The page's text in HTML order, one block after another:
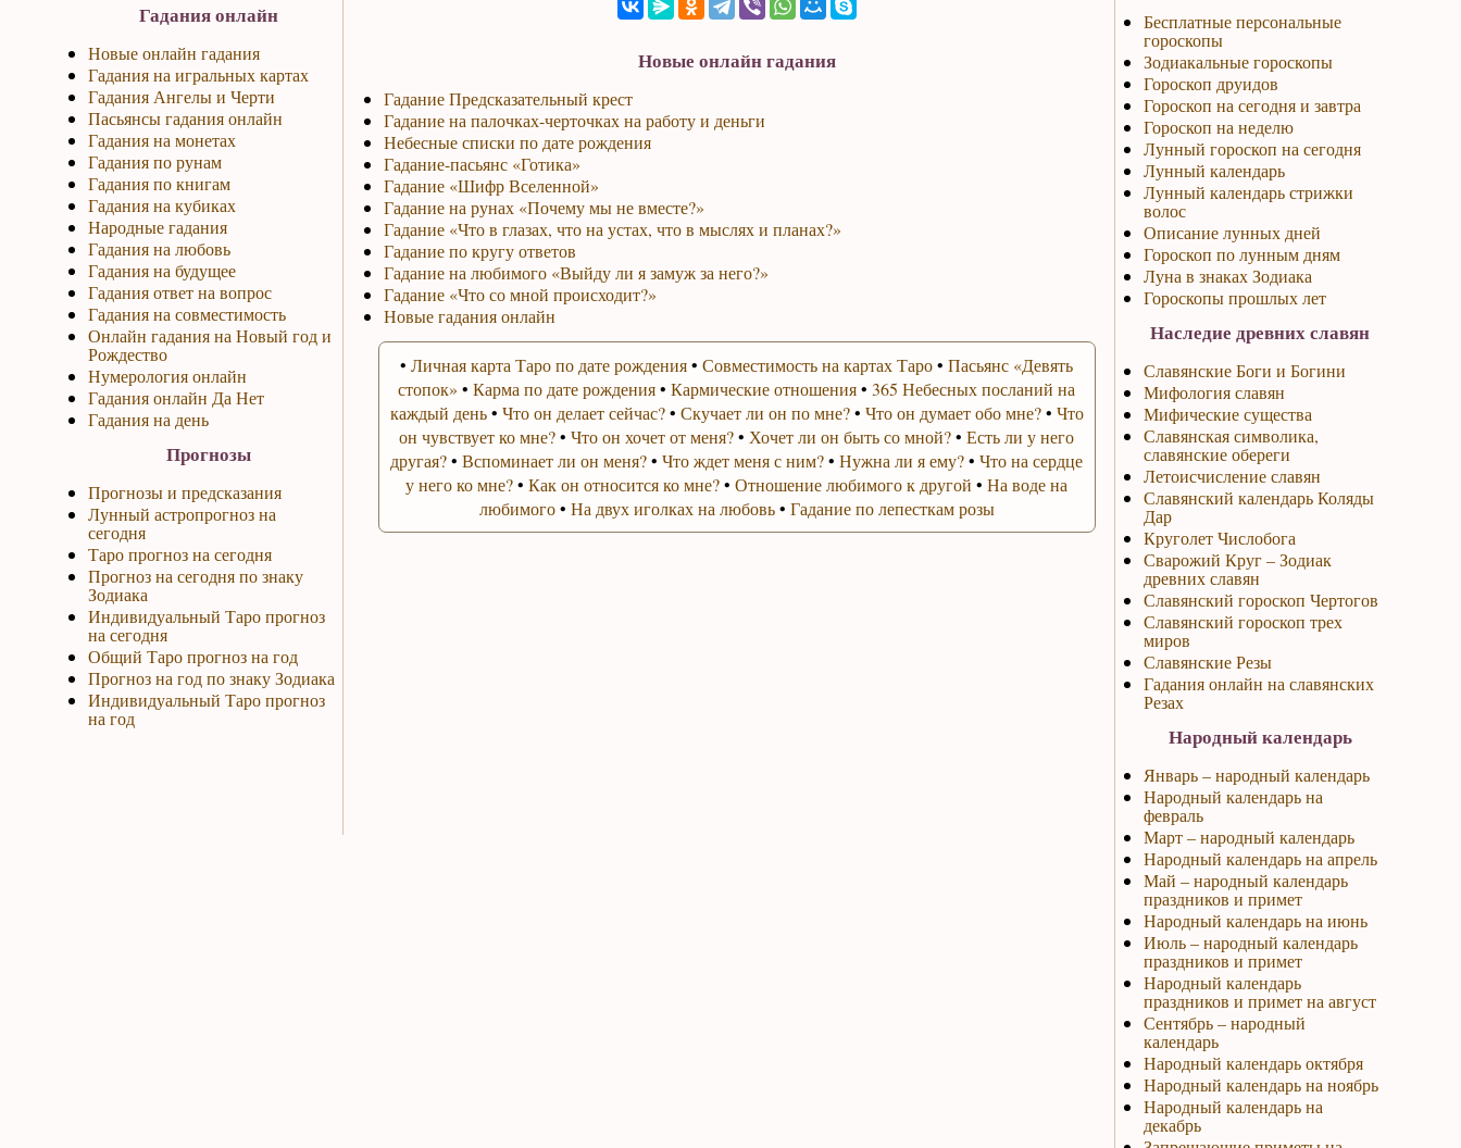
Гадания онлайн
Новые онлайн гадания
Гадания на игральных картах
Гадания Ангелы и Черти
Пасьянсы гадания онлайн
Гадания на монетах
Гадания по рунам
Гадания по книгам
Гадания на кубиках
Народные гадания
Гадания на любовь
Гадания на будущее
Гадания ответ на вопрос
Гадания на совместимость
Онлайн гадания на Новый год и
Рождество
Нумерология онлайн
Гадания онлайн Да Нет
Гадания на день
Прогнозы
Прогнозы и предсказания
Лунный астропрогноз на
сегодня
Таро прогноз на сегодня
Прогноз на сегодня по знаку
Зодиака
Индивидуальный Таро прогноз
на сегодня
Общий Таро прогноз на год
Прогноз на год по знаку Зодиака
Индивидуальный Таро прогноз
на год
Новые онлайн гадания
Гадание Предсказательный крест
Гадание на палочках-черточках на работу и деньги
Небесные списки по дате рождения
Гадание-пасьянс «Готика»
Гадание «Шифр Вселенной»
Гадание на рунах «Почему мы не вместе?»
Гадание «Что в глазах, что на устах, что в мыслях и планах?»
Гадание по кругу ответов
Гадание на любимого «Выйду ли я замуж за него?»
Гадание «Что со мной происходит?»
Новые гадания онлайн
• Личная карта Таро по дате рождения• Совместимость на картах Таро• Пасьянс «Девять
стопок» • Карма по дате рождения• Кармические отношения• 365 Небесных посланий на
каждый день• Что он делает сейчас?• Скучает ли он по мне?• Что он думает обо мне?• Что
он чувствует ко мне?• Что он хочет от меня?• Хочет ли он быть со мной?• Есть ли у него
другая?• Вспоминает ли он меня?• Что ждет меня с ним?• Нужна ли я ему?• Что на сердце
у него ко мне?• Как он относится ко мне?• Отношение любимого к другой • На воде на
любимого• На двух иголках на любовь• Гадание по лепесткам розы
Бесплатные персональные
гороскопы
Зодиакальные гороскопы
Гороскоп друидов
Гороскоп на сегодня и завтра
Гороскоп на неделю
Лунный гороскоп на сегодня
Лунный календарь
Лунный календарь стрижки
волос
Описание лунных дней
Гороскоп по лунным дням
Луна в знаках Зодиака
Гороскопы прошлых лет
Наследие древних славян
Славянские Боги и Богини
Мифология славян
Мифические существа
Славянская символика,
славянские обереги
Летоисчисление славян
Славянский календарь Коляды
Дар
Круголет Числобога
Сварожий Круг – Зодиак
древних славян
Славянский гороскоп Чертогов
Славянский гороскоп трех
миров
Славянские Резы
Гадания онлайн на славянских
Резах
Народный календарь
Январь – народный календарь
Народный календарь на
февраль
Март – народный календарь
Народный календарь на апрель
Май – народный календарь
праздников и примет
Народный календарь на июнь
Июль – народный календарь
праздников и примет
Народный календарь
праздников и примет на август
Сентябрь – народный
календарь
Народный календарь октября
Народный календарь на ноябрь
Народный календарь на
декабрь